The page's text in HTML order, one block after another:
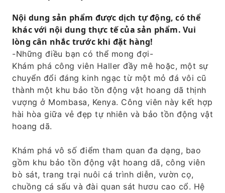
Nội dung sản phẩm được dịch tự động, có thể
khác với nội dung thực tế của sản phẩm. Vui
lòng cân nhắc trước khi đặt hàng!
-Những điều bạn có thể mong đợi-
Khám phá công viên Haller đầy mê hoặc, một sự
chuyển đổi đáng kinh ngạc từ một mỏ đá vôi cũ
thành một khu bảo tồn động vật hoang dã thịnh
vượng ở Mombasa, Kenya. Công viên này kết hợp
hài hòa giữa vẻ đẹp tự nhiên và bảo tồn động vật
hoang dã.
Khám phá vô số điểm tham quan đa dạng, bao
gồm khu bảo tồn động vật hoang dã, công viên
bò sát, trang trại nuôi cá trình diễn, vườn cọ,
chuồng cá sấu và đài quan sát hươu cao cổ. Hệ